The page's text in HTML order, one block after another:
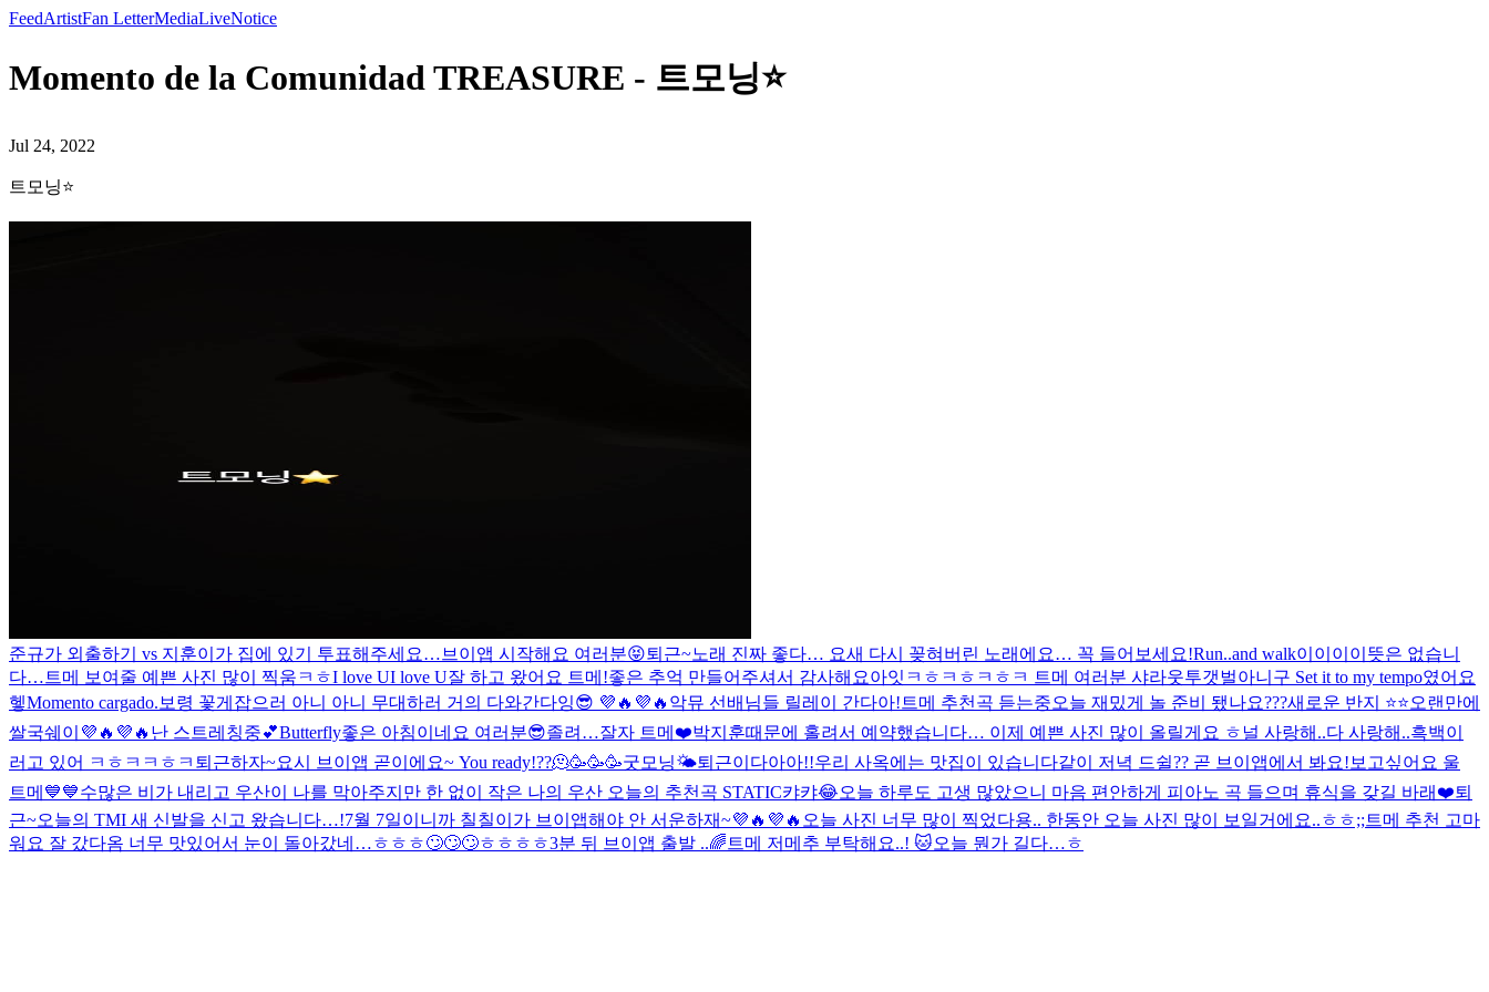
FeedArtistFan LetterMediaLiveNotice
Momento de la Comunidad TREASURE - 트모닝⭐️
Jul 24, 2022
트모닝⭐️
준규가 외출하기 vs 지훈이가 집에 있기 투표해주세요… 브이앱 시작해요 여러분😝퇴근~노래 진짜 좋다… 요새 다시 꽂혀버린 노래에요… 꼭 들어보세요!Run..and walk이이이이뜻은 없습니
다… 트메 보여줄 예쁜 사진 많이 찍움ㅋㅎI love UI love U잘 하고 왔어요 트메!좋은 추억 만들어주셔서 감사해요아잇ㅋㅎㅋㅎㅋㅎㅋ 트메 여러분 샤라웃투갯벌아니구 Set it to my tempo였어요
헿Momento cargado. 보령 꽃게잡으러 아니 아니 무대하러 거의 다와간다잉😎 💜🔥💜🔥 악뮤 선배님들 릴레이 간다아! 트메 추천곡 듣는중오늘 재밌게 놀 준비 됐나요???새로운 반지 ⭐️⭐️오랜만에
쌀국쉐이💜🔥💜🔥 난 스트레칭중💕Butterfly좋은 아침이네요 여러분😎졸려…잘자 트메❤️박지훈때문에 홀려서 예약했습니다… 이제 예쁜 사진 많이 올릴게요 ㅎ 널 사랑해..다 사랑해..흑백이
러고 있어 ㅋㅎㅋㅋㅎㅋ 퇴근하자~요시 브이앱 곧이에요~ You ready!??🫠🥳🥳🥳굿모닝🌤퇴근이다아아!!우리 사옥에는 맛집이 있습니다같이 저녁 드쉴?? 곧 브이앱에서 봐요! 보고싶어요 울
트메💙💙수많은 비가 내리고 우산이 나를 막아주지만 한 없이 작은 나의 우산 오늘의 추천곡 STATIC캬캬😂오늘 하루도 고생 많았으니 마음 편안하게 피아노 곡 들으며 휴식을 갖길 바래❤️퇴
근~오늘의 TMI 새 신발을 신고 왔습니다…!7월 7일이니까 칠칠이가 브이앱해야 안 서운하재~💜🔥💜🔥 오늘 사진 너무 많이 찍었다용.. 한동안 오늘 사진 많이 보일거에요..ㅎㅎ;; 트메 추천 고마
워요 잘 갔다옴 너무 맛있어서 눈이 돌아갔네…ㅎㅎㅎ🙄🙄🙄ㅎㅎㅎㅎ3분 뒤 브이앱 출발 ..🌈 트메 저메추 부탁해요..! 🐱오늘 뭔가 길다…ㅎ